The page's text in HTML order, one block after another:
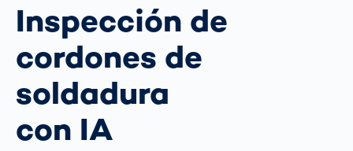
Inspección de
cordones de
soldadura
con IA